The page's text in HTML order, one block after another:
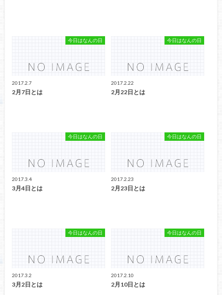
今日はなんの日
2017.2.7
2月7日とは
今日はなんの日
2017.2.22
2月22日とは
今日はなんの日
2017.3.4
3月4日とは
今日はなんの日
2017.2.23
2月23日とは
今日はなんの日
2017.3.2
3月2日とは
今日はなんの日
2017.2.10
2月10日とは